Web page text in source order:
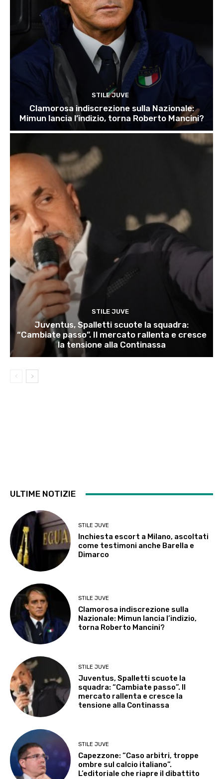
STILE JUVE
Clamorosa indiscrezione sulla Nazionale:
Mimun lancia l’indizio, torna Roberto Mancini?
STILE JUVE
Juventus, Spalletti scuote la squadra:
“Cambiate passo”. Il mercato rallenta e cresce
la tensione alla Continassa
ULTIME NOTIZIE
STILE JUVE
Inchiesta escort a Milano, ascoltati
come testimoni anche Barella e
Dimarco
STILE JUVE
Clamorosa indiscrezione sulla
Nazionale: Mimun lancia l’indizio,
torna Roberto Mancini?
STILE JUVE
Juventus, Spalletti scuote la
squadra: “Cambiate passo”. Il
mercato rallenta e cresce la
tensione alla Continassa
STILE JUVE
Capezzone: “Caso arbitri, troppe
ombre sul calcio italiano”.
L’editoriale che riapre il dibattito